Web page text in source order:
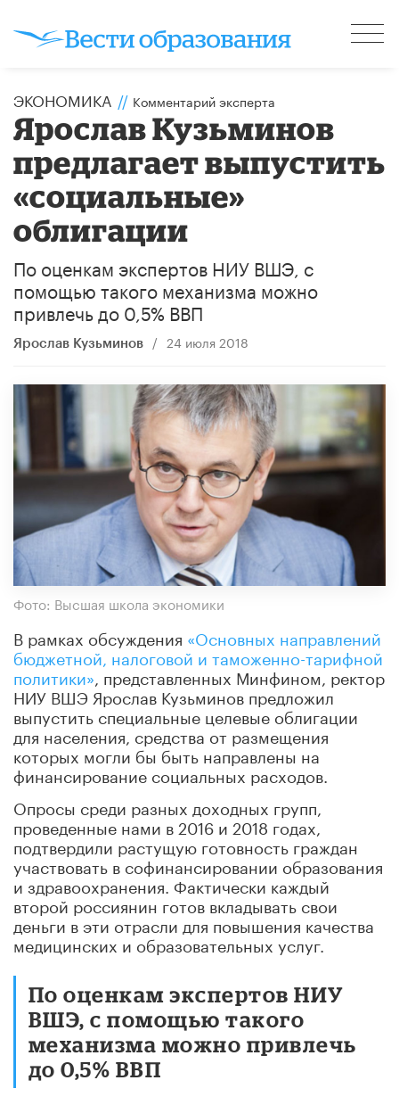
ЭКОНОМИКА // Комментарий эксперта
Ярослав Кузьминов
предлагает выпустить
«социальные»
облигации
По оценкам экспертов НИУ ВШЭ, с
помощью такого механизма можно
привлечь до 0,5% ВВП
Ярослав Кузьминов / 24 июля 2018
Фото: Высшая школа экономики
В рамках обсуждения «Основных направлений
бюджетной, налоговой и таможенно-тарифной
политики» , представленных Минфином, ректор
НИУ ВШЭ Ярослав Кузьминов предложил
выпустить специальные целевые облигации
для населения, средства от размещения
которых могли бы быть направлены на
финансирование социальных расходов.
Опросы среди разных доходных групп,
проведенные нами в 2016 и 2018 годах,
подтвердили растущую готовность граждан
участвовать в софинансировании образования
и здравоохранения. Фактически каждый
второй россиянин готов вкладывать свои
деньги в эти отрасли для повышения качества
медицинских и образовательных услуг.
По оценкам экспертов НИУ
ВШЭ, с помощью такого
механизма можно привлечь
до 0,5% ВВП